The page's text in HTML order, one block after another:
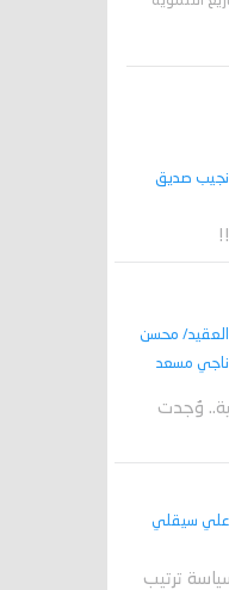
نجيب صديق
العقيد/ محسن
ناجي مسعد
وُجدت
علي سيقلي
ترتيب